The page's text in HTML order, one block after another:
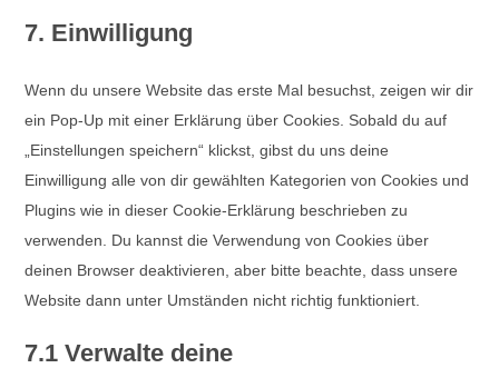
7. Einwilligung
Wenn du unsere Website das erste Mal besuchst, zeigen wir dir
ein Pop-Up mit einer Erklärung über Cookies. Sobald du auf
„Einstellungen speichern“ klickst, gibst du uns deine
Einwilligung alle von dir gewählten Kategorien von Cookies und
Plugins wie in dieser Cookie-Erklärung beschrieben zu
verwenden. Du kannst die Verwendung von Cookies über
deinen Browser deaktivieren, aber bitte beachte, dass unsere
Website dann unter Umständen nicht richtig funktioniert.
7.1 Verwalte deine